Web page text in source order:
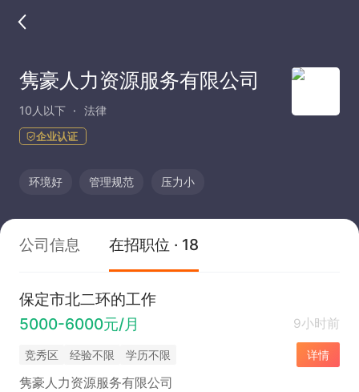
隽豪人力资源服务有限公司
10人以下 法律
企业认证
环境好 管理规范 压力小
公司信息 在招职位 · 18
保定市北二环的工作
5000-6000元/月
9小时前
竞秀区 经验不限 学历不限 详情
隽豪人力资源服务有限公司